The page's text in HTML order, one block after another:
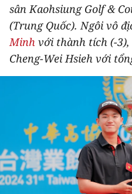
DU LỊCH
THẾ GIỚI
THỂ THAO
Y TẾ
KHOA HỌC - CÔNG NGHỆ
MÔI TRƯỜNG
sân Kaohsiung Golf &
(Trung Quốc). Ngôi vô
Minh với thành tích (-
Cheng-Wei Hsieh với